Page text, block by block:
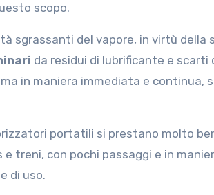
scopo.
sgrassanti del vapore, in virtù della
da residui di lubrificante e scarti
in maniera immediata e continua,
portatili si prestano molto
treni, con pochi passaggi e in
di uso.